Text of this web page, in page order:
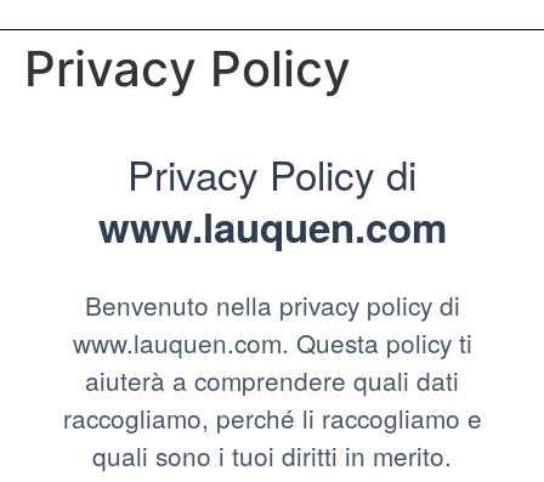
Privacy Policy
Privacy Policy di
www.lauquen.com
Benvenuto nella privacy policy di
www.lauquen.com. Questa policy ti
aiuterà a comprendere quali dati
raccogliamo, perché li raccogliamo e
quali sono i tuoi diritti in merito.